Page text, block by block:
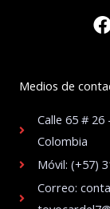
Medios de
Calle 65 #
Colombia
Móvil: (+57)
Correo: